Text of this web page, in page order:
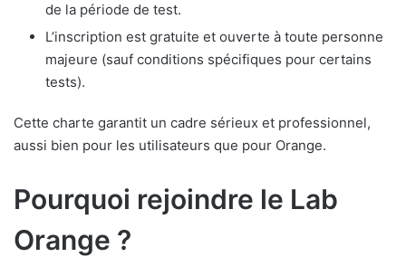
de la période de test.
L’inscription est gratuite et ouverte à toute personne
majeure (sauf conditions spécifiques pour certains
tests).
Cette charte garantit un cadre sérieux et professionnel,
aussi bien pour les utilisateurs que pour Orange.
Pourquoi rejoindre le Lab
Orange ?